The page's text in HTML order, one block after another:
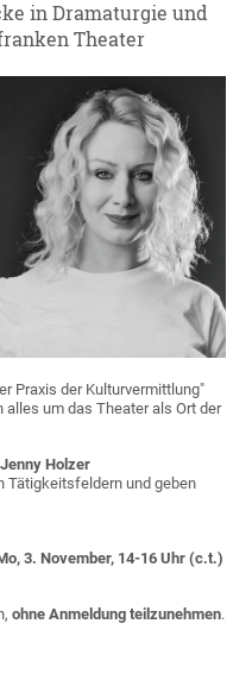
in Dramaturgie und
Theater
Praxis der Kulturvermittlung"
um das Theater als Ort der
Jenny Holzer
Tätigkeitsfeldern und geben
3. November, 14-16 Uhr (c.t.)
ohne Anmeldung teilzunehmen.